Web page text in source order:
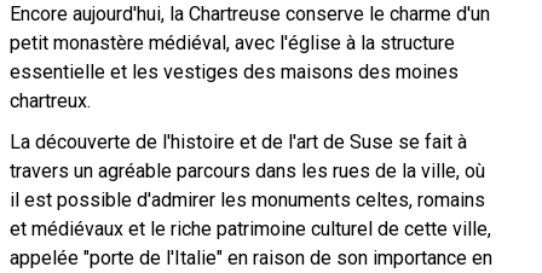
Encore aujourd'hui, la Chartreuse conserve le charme d'un
petit monastère médiéval, avec l'église à la structure
essentielle et les vestiges des maisons des moines
chartreux.
La découverte de l'histoire et de l'art de Suse se fait à
travers un agréable parcours dans les rues de la ville, où
il est possible d'admirer les monuments celtes, romains
et médiévaux et le riche patrimoine culturel de cette ville,
appelée "porte de l'Italie" en raison de son importance en